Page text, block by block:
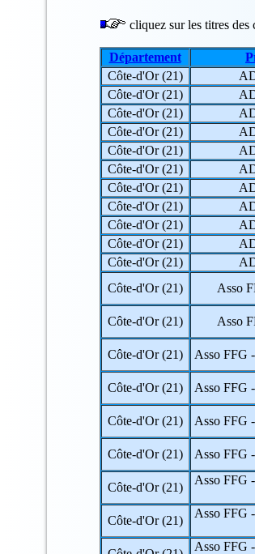
20 => Corse
21 => Côte-d'Or
22 => Côtes-d'Armor
23 => Creuse
24 => Dordogne
25 => Doubs
26 => Drôme
27 => Eure
28 => Eure-et-Loir
29 => Finistère
30 => Gard
31 => Haute-Garonne
32 => Gers
33 => Gironde
34 => Hérault
35 => Ille-et-Vilaine
36 => Indre
37 => Indre-et-Loire
38 => Isère
40 => Landes
41 => Loir-et-Cher
42 => Loire
43 => Haute-Loire
44 => Loire-Atlantique
45 => Loiret
46 => Lot
47 => Lot-et-Garonne
48 => Lozère
50 => Manche
51 => Marne
52 => Haute-Marne
53 => Mayenne
54 => Meurthe-et-Moselle
55 => Meuse
56 => Morbihan
cliquez sur les titres des
Département
Côte-d'Or (21)
Côte-d'Or (21)
Côte-d'Or (21)
Côte-d'Or (21)
Côte-d'Or (21)
Côte-d'Or (21)
Côte-d'Or (21)
Côte-d'Or (21)
Côte-d'Or (21)
Côte-d'Or (21)
Côte-d'Or (21)
Côte-d'Or (21)
Asso
Côte-d'Or (21)
Asso
Côte-d'Or (21)
Asso FFG
Côte-d'Or (21)
Asso FFG
Côte-d'Or (21)
Asso FFG
Côte-d'Or (21)
Asso FFG
Côte-d'Or (21)
Asso FFG
Côte-d'Or (21)
Asso FFG
Asso FFG